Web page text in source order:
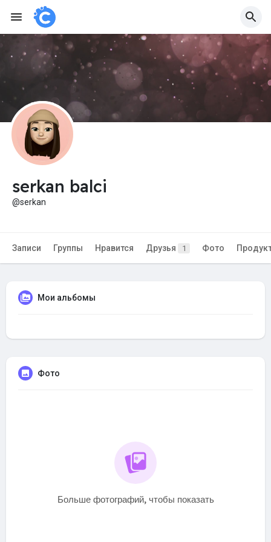
serkan balci
@serkan
Записи Группы Нравится Друзья 1 Фото
Мои альбомы
Фото
Больше фотографий, чтобы показать